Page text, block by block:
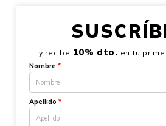
y recibe 10% dto. en tu
Nombre *
Apellido *